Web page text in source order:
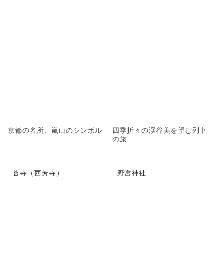
京都の名所、嵐山のシンボル
四季折々の渓谷美を望む列車
の旅
苔寺（西芳寺） 野宮神社